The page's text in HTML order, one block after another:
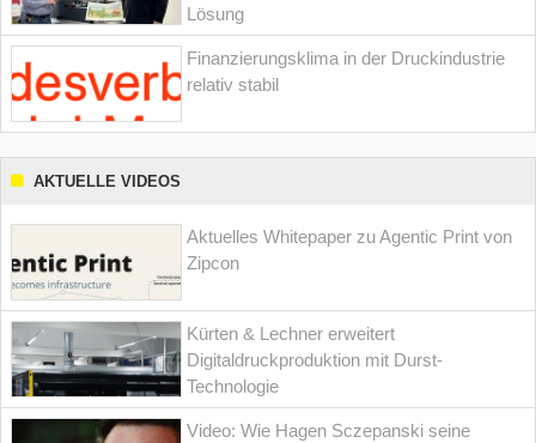
Lösung
Finanzierungsklima in der Druckindustrie
relativ stabil
AKTUELLE VIDEOS
Aktuelles Whitepaper zu Agentic Print von
Zipcon
Kürten & Lechner erweitert
Digitaldruckproduktion mit Durst-
Technologie
Video: Wie Hagen Sczepanski seine